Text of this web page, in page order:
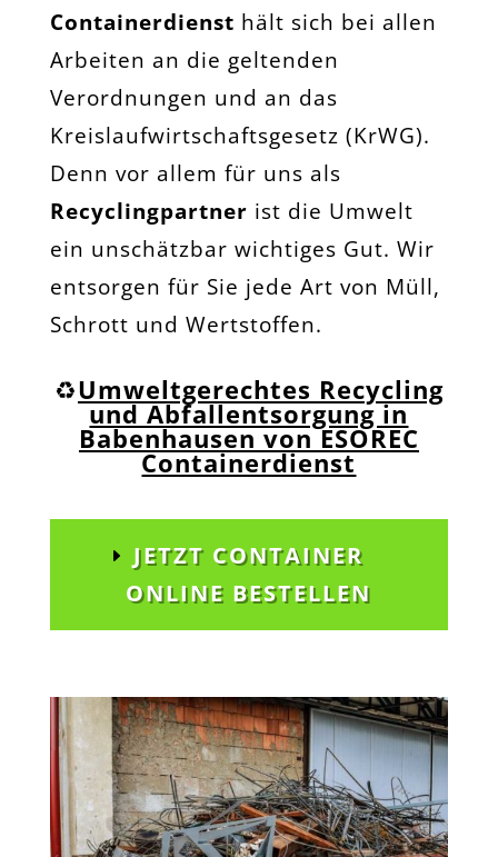
Containerdienst hält sich bei allen
Arbeiten an die geltenden
Verordnungen und an das
Kreislaufwirtschaftsgesetz (KrWG).
Denn vor allem für uns als
Recyclingpartner ist die Umwelt
ein unschätzbar wichtiges Gut. Wir
entsorgen für Sie jede Art von Müll,
Schrott und Wertstoffen.
♻️Umweltgerechtes Recycling
und Abfallentsorgung in
Babenhausen von ESOREC
Containerdienst
JETZT CONTAINER
ONLINE BESTELLEN